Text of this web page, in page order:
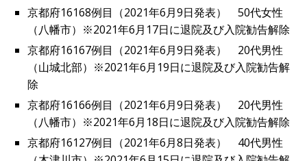
京都府16168例目（2021年6月9日発表） 50代女性
（八幡市）※2021年6月17日に退院及び入院勧告解除
京都府16167例目（2021年6月9日発表） 20代男性
（山城北部）※2021年6月19日に退院及び入院勧告解
除
京都府16166例目（2021年6月9日発表） 20代男性
（八幡市）※2021年6月18日に退院及び入院勧告解除
京都府16127例目（2021年6月8日発表） 40代男性